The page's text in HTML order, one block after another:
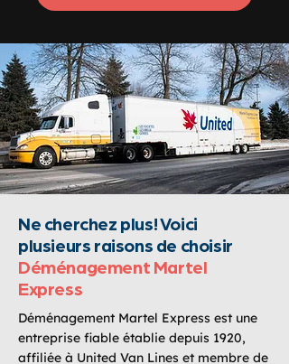
Ne cherchez plus! Voici
plusieurs raisons de choisir
Déménagement Martel
Express
Déménagement Martel Express est une
entreprise fiable établie depuis 1920,
affiliée à United Van Lines et membre de